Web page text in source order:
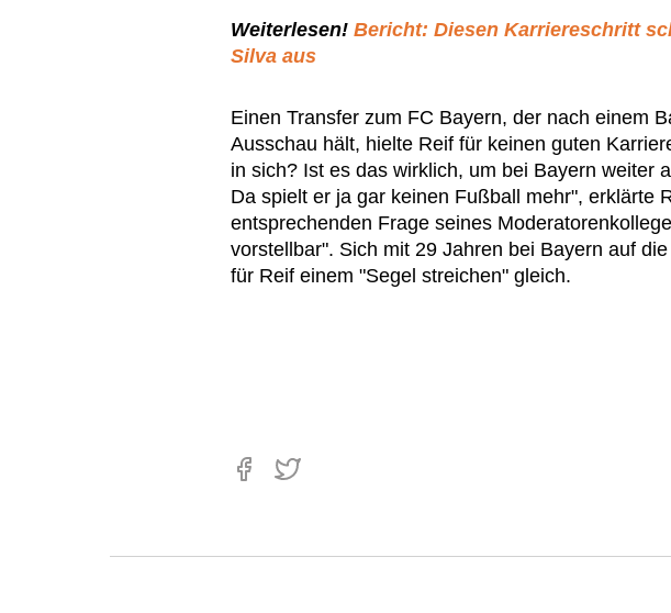
Weiterlesen! Bericht: Diesen Karriereschritt
Silva aus
Einen Transfer zum FC Bayern, der nach einem
Ausschau hält, hielte Reif für keinen guten
in sich? Ist es das wirklich, um bei Bayern weiter
Da spielt er ja gar keinen Fußball mehr", erklärte
entsprechenden Frage seines
vorstellbar". Sich mit 29 Jahren bei Bayern auf
für Reif einem "Segel streichen" gleich.